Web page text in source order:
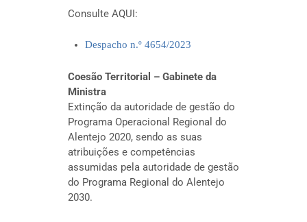
Consulte AQUI:
Despacho n.º 4654/2023
Coesão Territorial – Gabinete da
Ministra
Extinção da autoridade de gestão do
Programa Operacional Regional do
Alentejo 2020, sendo as suas
atribuições e competências
assumidas pela autoridade de gestão
do Programa Regional do Alentejo
2030.